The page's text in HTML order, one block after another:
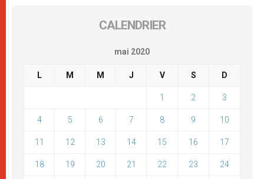
CALENDRIER
mai 2020
L M M J V S D
1 2 3
4 5 6 7 8 9 10
11 12 13 14 15 16 17
18 19 20 21 22 23 24